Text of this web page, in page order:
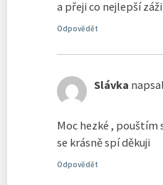
a přeji co nejlepší
Odpovědět
Slávka
Moc hezké , pouštím
se krásně spí děkuji
Odpovědět